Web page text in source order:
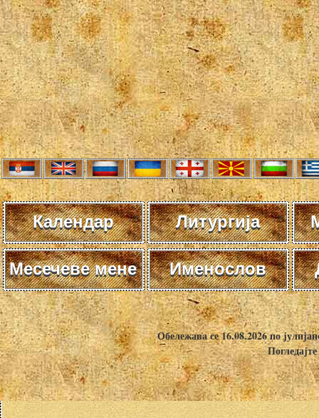
Календар Литургија
Месечеве мене Именослов
Обележава се 16.08.2026 по